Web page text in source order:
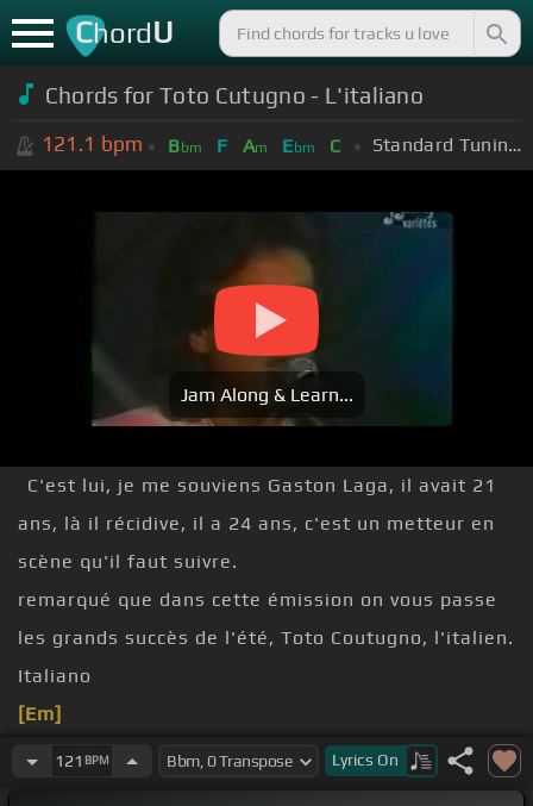
ChordU
Chords for Toto Cutugno - L'italiano
121.1 bpm Bbm F Am Ebm C Standard Tuning (EADGBE)
Jam Along & Learn...
C'est lui, je me souviens Gaston Laga, il avait 21
ans, là il récidive, il a 24 ans, c'est un metteur en
scène qu'il faut suivre.
remarqué que dans cette émission on vous passe
les grands succès de l'été, Toto Coutugno, l'italien.
Italiano
[Em]
[G]
121 BPM Lyrics On